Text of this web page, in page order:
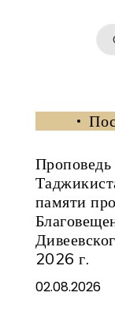
памяти
2026 г.
02.08.2026